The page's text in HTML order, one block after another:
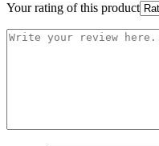
Your rating of this product